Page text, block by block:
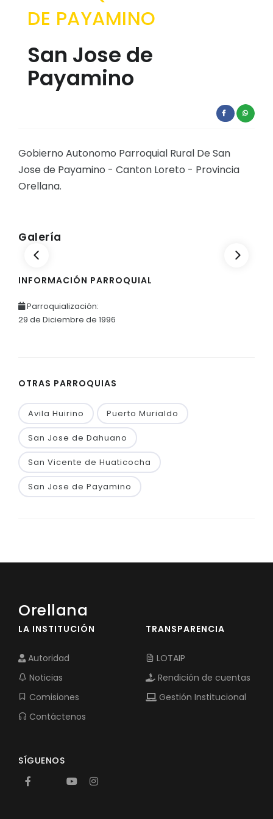
EJECUCIÓN PRESUPUESTARIA
Procesos de contratación
SOPORTE INSTITUCIONAL
Registro oficiales de creación parroquiales
DE PAYAMINO
San Jose de
Payamino
Gobierno Autonomo Parroquial Rural De San
Jose de Payamino - Canton Loreto - Provincia
Orellana.
Galería
INFORMACIÓN PARROQUIAL
Parroquialización:
29 de Diciembre de 1996
OTRAS PARROQUIAS
Avila Huirino Puerto Murialdo
San Jose de Dahuano
San Vicente de Huaticocha
San Jose de Payamino
Orellana
LA INSTITUCIÓN
Autoridad
Noticias
Comisiones
Contáctenos
TRANSPARENCIA
LOTAIP
Rendición de cuentas
Gestión Institucional
SÍGUENOS